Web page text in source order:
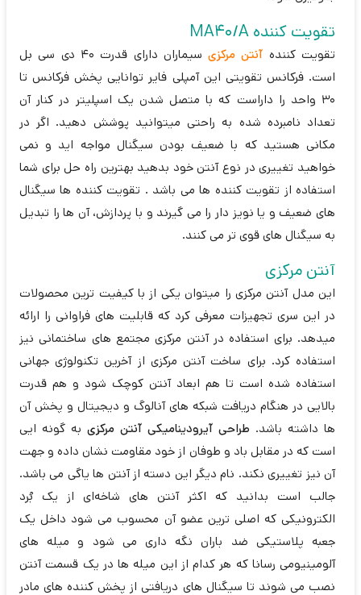
تقویت کننده MA40/A
تقویت کننده آنتن مرکزی
سیماران دارای قدرت 40 دی سی بل
است. فرکانس تقویتی این آمپلی فایر توانایی پخش فرکانس تا
30 واحد را داراست که با متصل شدن یک اسپلیتر در کنار آن
تعداد نامبرده شده به راحتی میتوانید پوشش دهید. اگر در
مکانی هستید که با ضعیف بودن سیگنال مواجه اید و نمی
خواهید تغییری در نوع آنتن خود بدهید بهترین راه حل برای شما
استفاده از تقویت کننده ها می باشد . تقویت کننده ها سیگنال
های ضعیف و یا نویز دار را می گیرند و با پردازش، آن ها را تبدیل
به سیگنال های قوی تر می کنند.
آنتن مرکزی
این مدل آنتن مرکزی را میتوان یکی از با کیفیت ترین محصولات
در این سری تجهیزات معرفی کرد که قابلیت های فراوانی را ارائه
میدهد. برای استفاده در آنتن مرکزی مجتمع های ساختمانی نیز
استفاده کرد. برای ساخت آنتن مرکزی از آخرین تکنولوژی جهانی
استفاده شده است تا هم ابعاد آنتن کوچک شود و هم قدرت
بالایی در هنگام دریافت شبکه های آنالوگ و دیجیتال و پخش آن
ها داشته باشد. طراحی آیرودینامیکی آنتن مرکزی به گونه ایی
است که در مقابل باد و طوفان از خود مقاومت نشان داده و جهت
آن نیز تغییری نکند. نام دیگر این دسته از آنتن ها یاگی می باشد.
جالب است بدانید که اکثر آنتن های شاخه‌ای از یک بُرد
الکترونیکی که اصلی ترین عضو آن محسوب می شود داخل یک
جعبه پلاستیکی ضد باران نگه داری می شود و میله های
آلومینیومی رسانا که هر کدام از این میله ها در یک قسمت آنتن
نصب می شوند تا سیگنال های دریافتی از پخش کننده های مادر